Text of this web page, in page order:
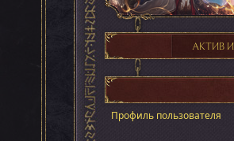
АКТИВ
Профиль пользователя